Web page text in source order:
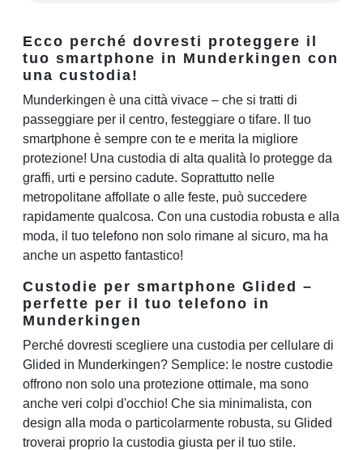
Ecco perché dovresti proteggere il
tuo smartphone in Munderkingen con
una custodia!
Munderkingen è una città vivace – che si tratti di
passeggiare per il centro, festeggiare o tifare. Il tuo
smartphone è sempre con te e merita la migliore
protezione! Una custodia di alta qualità lo protegge da
graffi, urti e persino cadute. Soprattutto nelle
metropolitane affollate o alle feste, può succedere
rapidamente qualcosa. Con una custodia robusta e alla
moda, il tuo telefono non solo rimane al sicuro, ma ha
anche un aspetto fantastico!
Custodie per smartphone Glided –
perfette per il tuo telefono in
Munderkingen
Perché dovresti scegliere una custodia per cellulare di
Glided in Munderkingen? Semplice: le nostre custodie
offrono non solo una protezione ottimale, ma sono
anche veri colpi d'occhio! Che sia minimalista, con
design alla moda o particolarmente robusta, su Glided
troverai proprio la custodia giusta per il tuo stile.